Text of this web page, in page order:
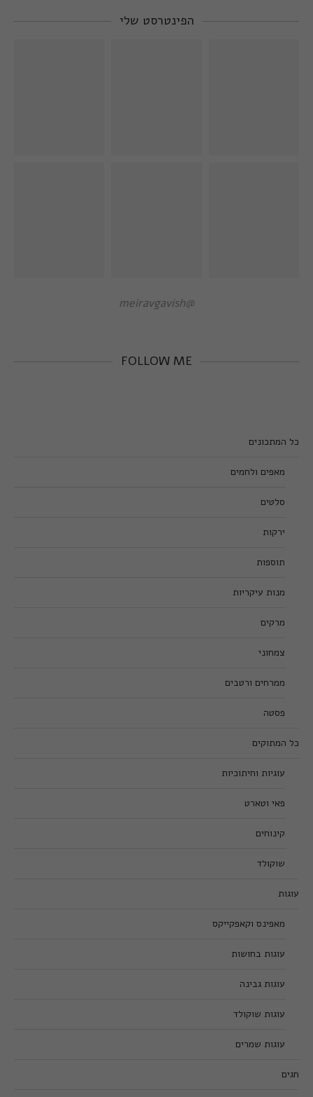
הפינטרסט שלי
@meiravgavish
FOLLOW ME
כל המתכונים
מאפים ולחמים
סלטים
ירקות
תוספות
מנות עיקריות
מרקים
צמחוני
ממרחים ורטבים
פסטה
כל המתוקים
עוגיות וחיתוכיות
פאי וטארט
קינוחים
שוקולד
עוגות
מאפינס וקאפקייקס
עוגות בחושות
עוגות גבינה
עוגות שוקולד
עוגות שמרים
חגים